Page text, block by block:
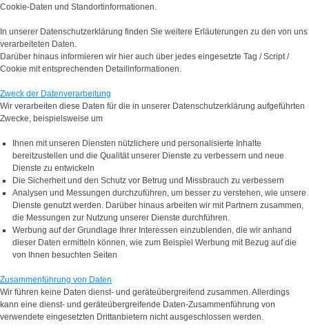
Cookie-Daten und Standortinformationen.
In unserer Datenschutzerklärung finden Sie weitere Erläuterungen zu den von uns
verarbeiteten Daten.
Darüber hinaus informieren wir hier auch über jedes eingesetzte Tag / Script /
Cookie mit entsprechenden Detailinformationen.
Zweck der Datenverarbeitung
Wir verarbeiten diese Daten für die in unserer Datenschutzerklärung aufgeführten
Zwecke, beispielsweise um
Ihnen mit unseren Diensten nützlichere und personalisierte Inhalte
bereitzustellen und die Qualität unserer Dienste zu verbessern und neue
Dienste zu entwickeln
Die Sicherheit und den Schutz vor Betrug und Missbrauch zu verbessern
Analysen und Messungen durchzuführen, um besser zu verstehen, wie unsere
Dienste genutzt werden. Darüber hinaus arbeiten wir mit Partnern zusammen,
die Messungen zur Nutzung unserer Dienste durchführen.
Werbung auf der Grundlage Ihrer Interessen einzublenden, die wir anhand
dieser Daten ermitteln können, wie zum Beispiel Werbung mit Bezug auf die
von Ihnen besuchten Seiten
Zusammenführung von Daten
Wir führen keine Daten dienst- und geräteübergreifend zusammen. Allerdings
kann eine dienst- und geräteübergreifende Daten-Zusammenführung von
verwendete eingesetzten Drittanbietern nicht ausgeschlossen werden.